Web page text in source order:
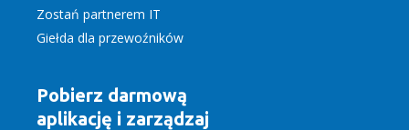
Zostań partnerem IT
Giełda dla przewoźników
Pobierz darmową
aplikację i zarządzaj